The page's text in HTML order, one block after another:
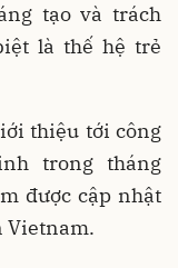
tạo và trách
là thế hệ trẻ
thiệu tới công
trong tháng
được cập nhật
Vietnam.